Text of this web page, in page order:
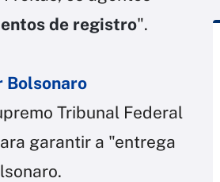
de registro".
Bolsonaro
Tribunal Federal
garantir a "entrega